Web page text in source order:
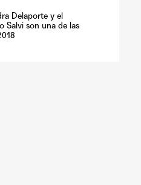
Delaporte y el
Salvi son una de las